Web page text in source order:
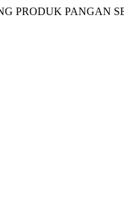
PRODUK